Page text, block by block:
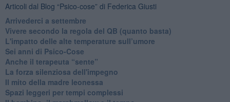
Articoli dal Blog “Psico-cose” di Federica Giusti
​Arrivederci a settembre
​Vivere secondo la regola del QB (quanto basta)
​L'impatto delle alte temperature sull’umore
Sei anni di Psico-Cose
​Anche il terapeuta “sente”
​La forza silenziosa dell'impegno
​Il mito della madre leonessa
Spazi leggeri per tempi complessi